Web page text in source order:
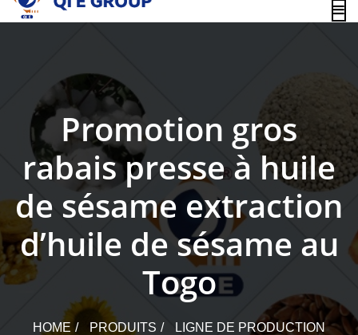
content
Promotion gros
rabais presse à huile
de sésame extraction
d’huile de sésame au
Togo
HOME PRODUITS
LIGNE DE PRODUCTION